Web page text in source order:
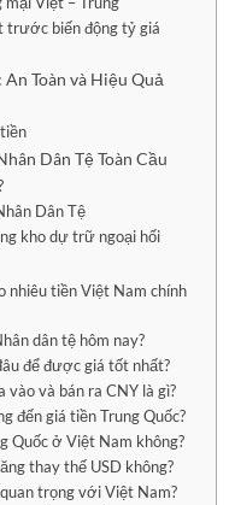
trước biến động tỷ giá
Toàn và Hiệu Quả
Dân Tệ Toàn Cầu
Dân Tệ
kho dự trữ ngoại hối
nhiêu tiền Việt Nam chính
dân tệ hôm nay?
để được giá tốt nhất?
và bán ra CNY là gì?
đến giá tiền Trung Quốc?
Quốc ở Việt Nam không?
thay thế USD không?
trọng với Việt Nam?